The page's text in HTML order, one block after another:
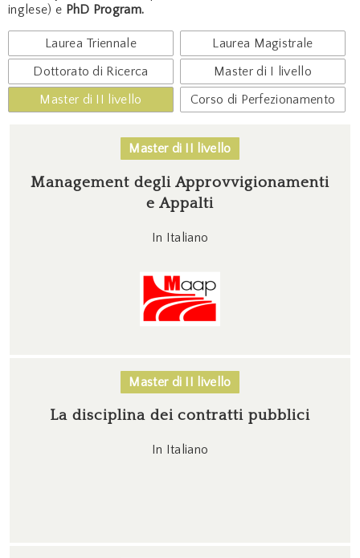
inglese) e PhD Program.
Laurea Triennale
Laurea Magistrale
Dottorato di Ricerca
Master di I livello
Master di II livello
Corso di Perfezionamento
Master di II livello
Management degli Approvvigionamenti
e Appalti
In Italiano
Master di II livello
La disciplina dei contratti pubblici
In Italiano